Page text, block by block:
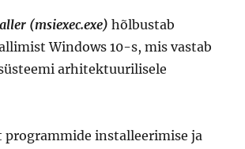
(msiexec.exe) hõlbustab
Windows 10-s, mis vastab
arhitektuurilisele
programmide installeerimise ja